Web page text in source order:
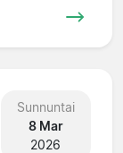
Sunnuntai
8 Mar
2026